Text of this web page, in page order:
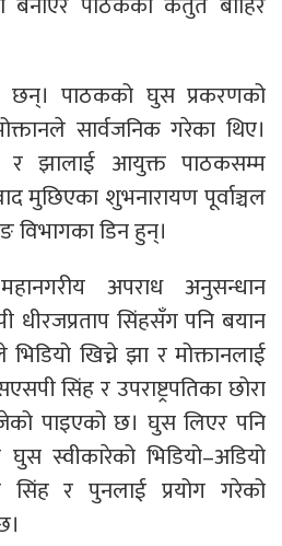
छन्। पाठकको घुस प्रकरणको
सार्वजनिक गरेका थिए।
र झालाई आयुक्त पाठकसम्म
मुछिएका शुभनारायण पूर्वाञ्चल
विभागका डिन हुन्।
अपराध अनुसन्धान
धीरजप्रताप सिंहसँग पनि बयान
खिच्ने झा र मोक्तानलाई
सिंह र उपराष्ट्रपतिका छोरा
पाइएको छ। घुस लिएर पनि
स्वीकारेको भिडियो–अडियो
सिंह र पुनलाई प्रयोग गरेको